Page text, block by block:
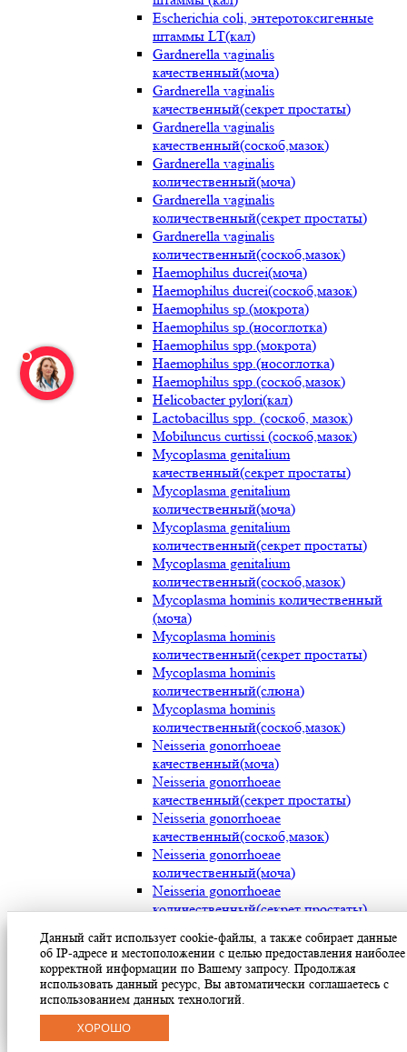
Escherichia coli, энтеротоксигенные
штаммы LT(кал)
Gardnerella vaginalis
качественный(моча)
Gardnerella vaginalis
качественный(секрет простаты)
Gardnerella vaginalis
качественный(соскоб,мазок)
Gardnerella vaginalis
количественный(моча)
Gardnerella vaginalis
количественный(секрет простаты)
Gardnerella vaginalis
количественный(соскоб,мазок)
Haemophilus ducrei(моча)
Haemophilus ducrei(соскоб,мазок)
Haemophilus sp.(мокрота)
Haemophilus sp.(носоглотка)
Haemophilus spp.(мокрота)
Haemophilus spp.(носоглотка)
Haemophilus spp.(соскоб,мазок)
Helicobacter pylori(кал)
Lactobacillus spp. (соскоб, мазок)
Mobiluncus curtissi (соскоб,мазок)
Mycoplasma genitalium
качественный(секрет простаты)
Mycoplasma genitalium
количественный(моча)
Mycoplasma genitalium
количественный(секрет простаты)
Mycoplasma genitalium
количественный(соскоб,мазок)
Mycoplasma hominis количественный
(моча)
Mycoplasma hominis
количественный(секрет простаты)
Mycoplasma hominis
количественный(слюна)
Mycoplasma hominis
количественный(соскоб,мазок)
Neisseria gonorrhoeae
качественный(моча)
Neisseria gonorrhoeae
качественный(секрет простаты)
Neisseria gonorrhoeae
качественный(соскоб,мазок)
Neisseria gonorrhoeae
количественный(моча)
Neisseria gonorrhoeae
количественный(секрет простаты)
количественный(соскоб,мазок)
Streptococcus pyogenes (мокрота)
Streptococcus pyogenes (носоглотка)
Streptococcus pyogenes(мазок с раневой
поверхности)
Данный сайт использует cookie-файлы, а также собирает данные
об IP-адресе и местоположении с целью предоставления наиболее
корректной информации по Вашему запросу. Продолжая
использовать данный ресурс, Вы автоматически соглашаетесь с
использованием данных технологий.
ХОРОШО